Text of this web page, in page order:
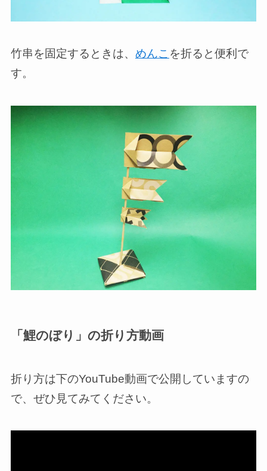
竹串を固定するときは、 めんこ を折ると便利で
す。
「鯉のぼり」の折り方動画
折り方は下のYouTube動画で公開していますの
で、ぜひ見てみてください。